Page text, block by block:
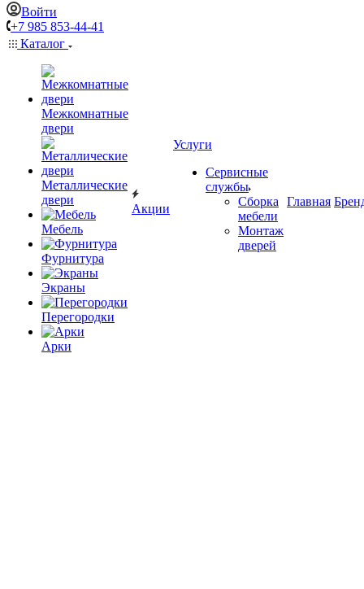
Войти
+7 985 853-44-41
Каталог
Межкомнатные
двери
Металлические
двери
Мебель
Фурнитура
Экраны
Перегородки
Арки
Акции
Услуги
Сервисные
службы
Сборка
мебели
Монтаж
дверей
Главная